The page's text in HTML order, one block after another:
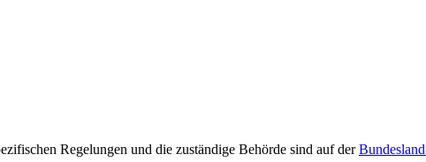
Regelungen und die zuständige Behörde sind auf der